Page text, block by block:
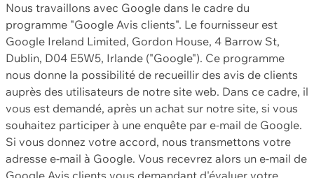
Nous travaillons avec Google dans le cadre du
programme "Google Avis clients". Le fournisseur est
Google Ireland Limited, Gordon House, 4 Barrow St,
Dublin, D04 E5W5, Irlande ("Google"). Ce programme
nous donne la possibilité de recueillir des avis de clients
auprès des utilisateurs de notre site web. Dans ce cadre, il
vous est demandé, après un achat sur notre site, si vous
souhaitez participer à une enquête par e-mail de Google.
Si vous donnez votre accord, nous transmettons votre
adresse e-mail à Google. Vous recevrez alors un e-mail de